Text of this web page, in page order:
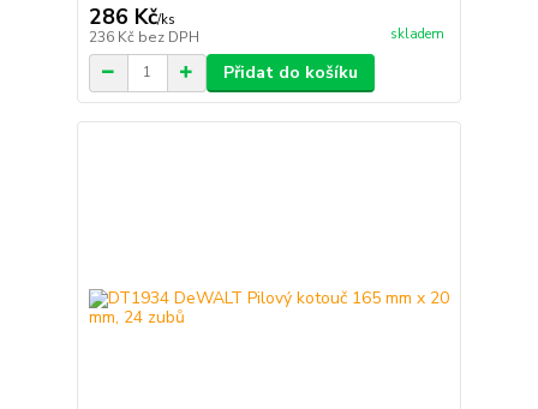
286 Kč/ks
236 Kč bez DPH skladem
Přidat do košíku